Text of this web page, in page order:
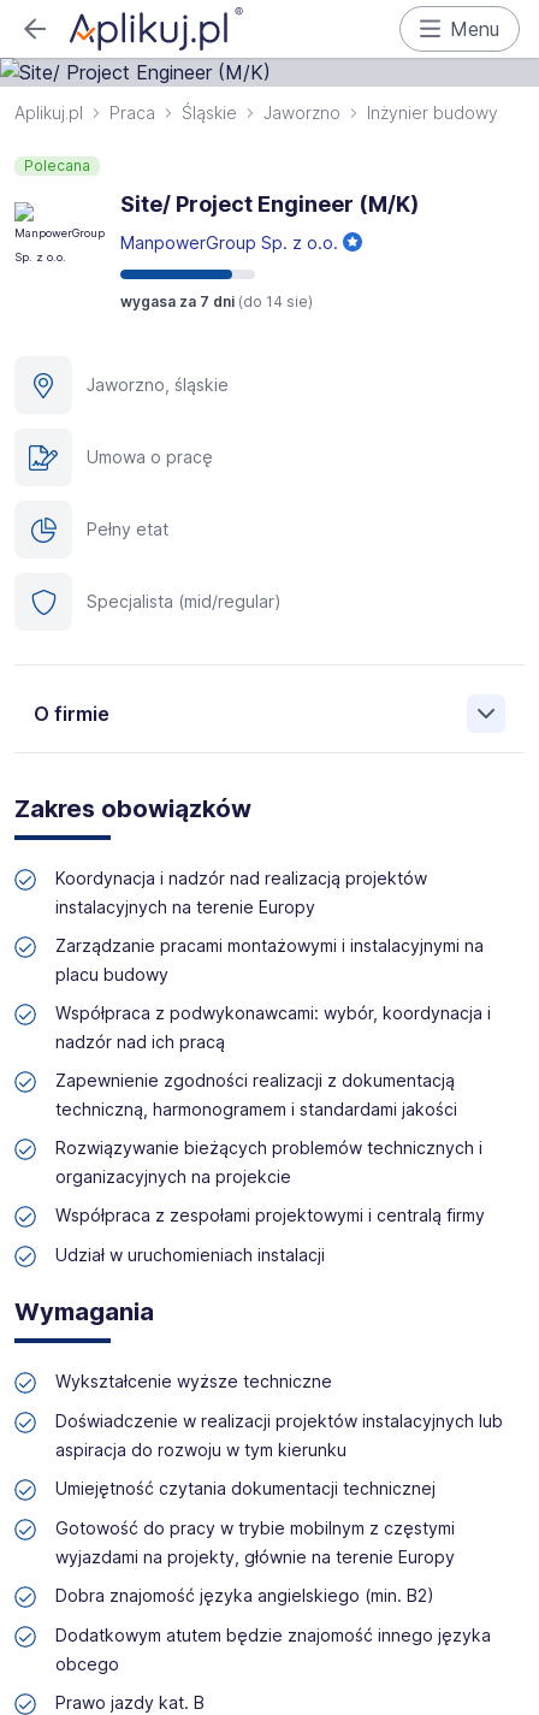
Menu
Aplikuj.pl Praca Śląskie Jaworzno Inżynier budowy
Polecana
Site/ Project Engineer (M/K)
ManpowerGroup Sp. z o.o.
wygasa za 7 dni (do 14 sie)
Jaworzno, śląskie
Umowa o pracę
Pełny etat
Specjalista (mid/regular)
O firmie
o ponad 70-letnim doświadczeniu, działająca w 82
krajach. Na polskim rynku jesteśmy od 2001 roku i obecnie
posiadamy prawie 35 oddziałów w całym kraju. Naszym
celem jest otwieranie przed kandydatami nowych
możliwości, pomoc w znalezieniu pracy odpowiadającej
ich kwalifikacjom i doświadczeniu. Więcej informacji na
temat Manpower znajduje się na www.manpower.pl
zyskać profesjonalne doradztwo i wymarzoną pracę!
Zakres obowiązków
Koordynacja i nadzór nad realizacją projektów
instalacyjnych na terenie Europy
Zarządzanie pracami montażowymi i instalacyjnymi na
placu budowy
Współpraca z podwykonawcami: wybór, koordynacja i
nadzór nad ich pracą
Zapewnienie zgodności realizacji z dokumentacją
techniczną, harmonogramem i standardami jakości
Rozwiązywanie bieżących problemów technicznych i
organizacyjnych na projekcie
Współpraca z zespołami projektowymi i centralą firmy
Udział w uruchomieniach instalacji
Wymagania
Wykształcenie wyższe techniczne
Doświadczenie w realizacji projektów instalacyjnych lub
aspiracja do rozwoju w tym kierunku
Umiejętność czytania dokumentacji technicznej
Gotowość do pracy w trybie mobilnym z częstymi
wyjazdami na projekty, głównie na terenie Europy
Dobra znajomość języka angielskiego (min. B2)
Dodatkowym atutem będzie znajomość innego języka
obcego
Prawo jazdy kat. B